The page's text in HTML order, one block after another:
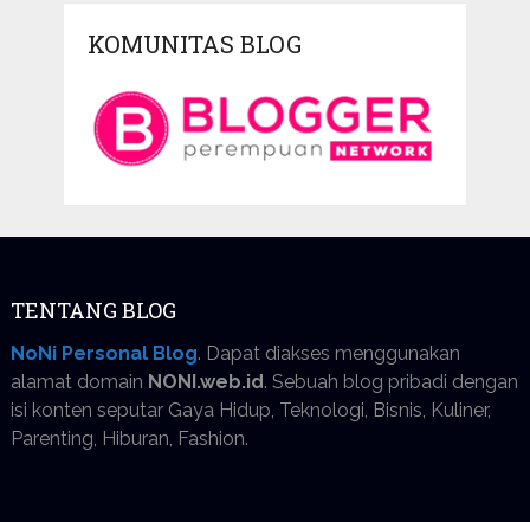
KOMUNITAS BLOG
TENTANG BLOG
NoNi Personal Blog. Dapat diakses menggunakan
alamat domain NONI.web.id. Sebuah blog pribadi dengan
isi konten seputar Gaya Hidup, Teknologi, Bisnis, Kuliner,
Parenting, Hiburan, Fashion.